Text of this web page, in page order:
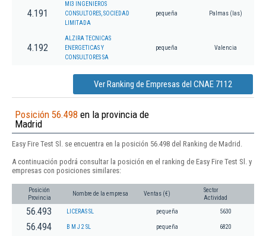
4.191
MI3 INGENIEROS
CONSULTORES, SOCIEDAD
LIMITADA
pequeña Palmas (las)
4.192
ALZIRA TECNICAS
ENERGETICAS Y
CONSULTORES SA
pequeña Valencia
Ver Ranking de Empresas del CNAE 7112
Posición 56.498 en la provincia de
Madrid
Easy Fire Test Sl. se encuentra en la posición 56.498 del Ranking de Madrid.
A continuación podrá consultar la posición en el ranking de Easy Fire Test Sl. y
empresas con posiciones similares:
Posición
Provincia
Nombre de la empresa Ventas (€)
Sector
Actividad
56.493 LICERAS SL pequeña 5630
56.494 B M J 2 SL pequeña 6820